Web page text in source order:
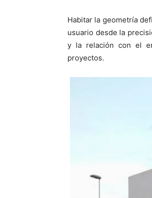
Habitar la geometría
usuario desde la
y la relación con el
proyectos.